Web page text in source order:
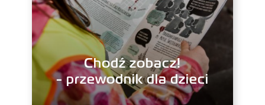
Chodź zobacz!
- przewodnik dla dzieci